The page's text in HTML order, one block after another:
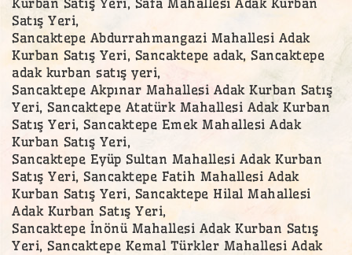
Kurban Satış Yeri, Safa Mahallesi Adak Kurban
Satış Yeri,
Sancaktepe Abdurrahmangazi Mahallesi Adak
Kurban Satış Yeri, Sancaktepe adak, Sancaktepe
adak kurban satış yeri,
Sancaktepe Akpınar Mahallesi Adak Kurban Satış
Yeri, Sancaktepe Atatürk Mahallesi Adak Kurban
Satış Yeri, Sancaktepe Emek Mahallesi Adak
Kurban Satış Yeri,
Sancaktepe Eyüp Sultan Mahallesi Adak Kurban
Satış Yeri, Sancaktepe Fatih Mahallesi Adak
Kurban Satış Yeri, Sancaktepe Hilal Mahallesi
Adak Kurban Satış Yeri,
Sancaktepe İnönü Mahallesi Adak Kurban Satış
Yeri, Sancaktepe Kemal Türkler Mahallesi Adak